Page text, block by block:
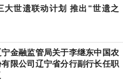
大世遗联动计划 推出“世遗之
金融监管局关于李继东中国农
限公司辽宁省分行副行长任职